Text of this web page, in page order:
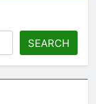
SEARCH